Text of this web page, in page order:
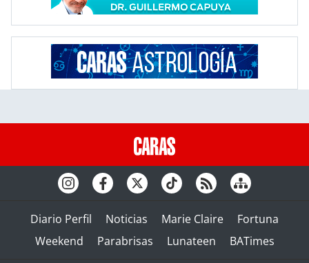
Diario Perfil Noticias Marie Claire
Fortuna
Weekend
Parabrisas Lunateen BATimes